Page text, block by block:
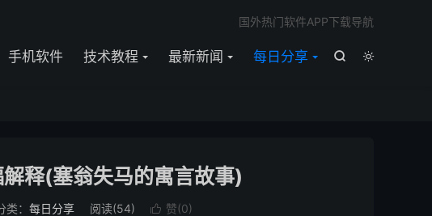


手机软件 技术教程 最新新闻 每日分享
国外热门软件APP下载导航
释(塞翁失马的寓言故事)
类： 每日分享 阅读(54)  赞(0)